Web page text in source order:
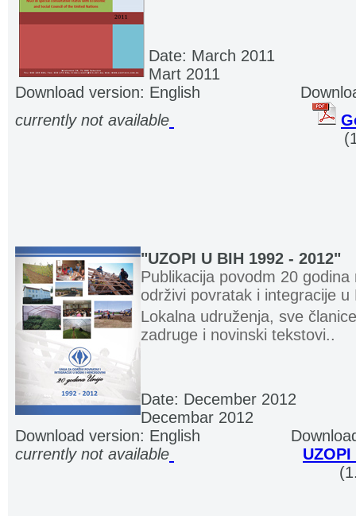
Date: March 2011
Mart 2011
Download version: English
currently not available
"UZOPI U BIH 1992 - 2012"
Publikacija povodm 20
održivi povratak i integracije u
Lokalna udruženja, sve
zadruge i novinski tekstovi..
Date: December 2012
Decembar 2012
Download version: English
currently not available